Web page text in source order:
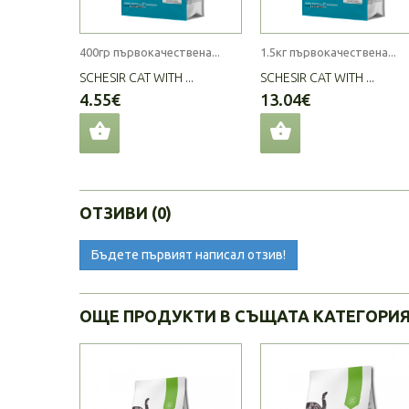
400гр първокачествена...
SCHESIR CAT WITH ...
4.55€
1.5кг първокачествена...
SCHESIR CAT WITH ...
13.04€
ОТЗИВИ (0)
Бъдете първият написал отзив!
ОЩЕ ПРОДУКТИ В СЪЩАТА